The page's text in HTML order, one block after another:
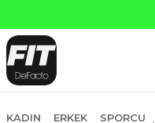
KADIN ERKEK
SPORCU